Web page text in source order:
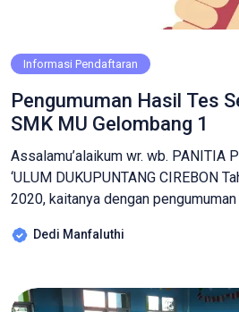
Informasi Pendaftaran
Pengumuman Hasil Tes
SMK MU Gelombang 1
Assalamu’alaikum wr. wb. PANITIA
‘ULUM DUKUPUNTANG CIREBON
2020, kaitanya dengan
didik yang dinyatakan LULUS dan
2020 adalah siswa/i yang
berikut:1. Siswa/i telah mengikuti […]
Dedi Manfaluthi